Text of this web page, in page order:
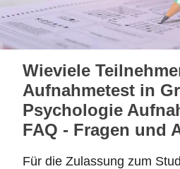
Blog
Do, 06. August
Englisch
Wieviele
Aufnahmetest in
Psychologie
FAQ - Fragen und
Für die Zulassung zum